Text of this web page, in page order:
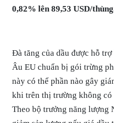
0,82% lên 89,53 USD/
Đà tăng của dầu được hỗ
Âu EU chuẩn bị gói trừng
này có thể phần nào gây
khi trên thị trường không có
Theo bộ trưởng năng lượng